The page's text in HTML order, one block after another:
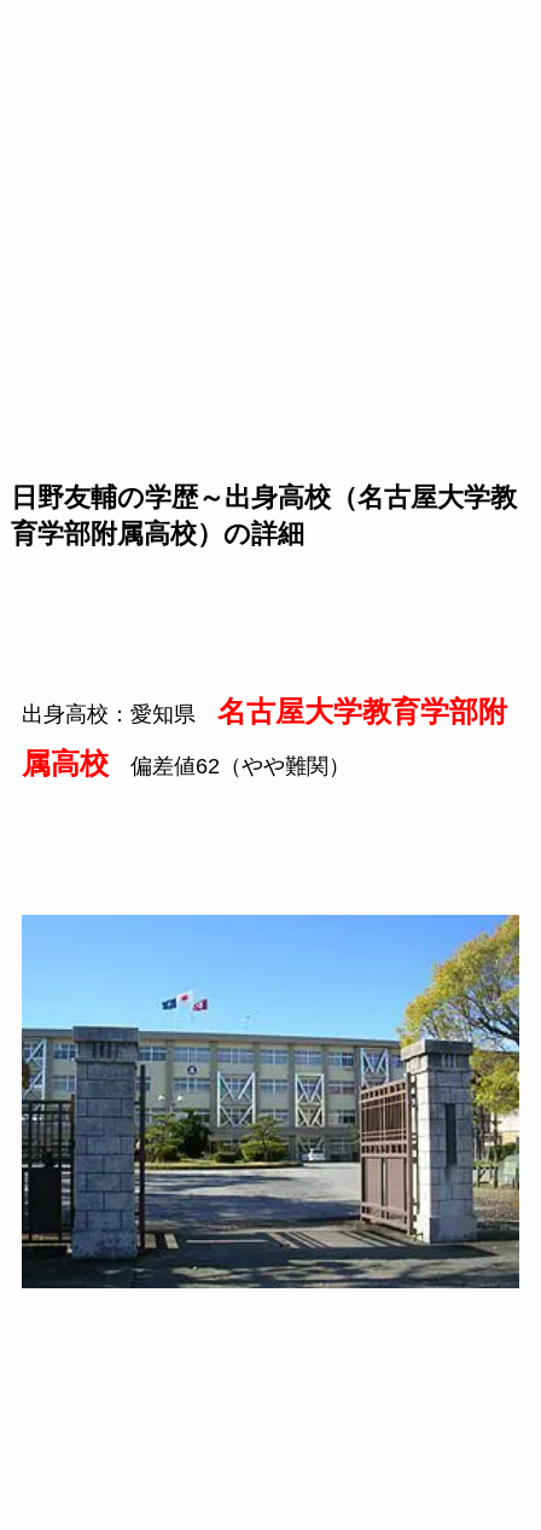
日野友輔の学歴～出身高校（名古屋大学教
育学部附属高校）の詳細
出身高校：愛知県 名古屋大学教育学部附
属高校偏差値62（やや難関）